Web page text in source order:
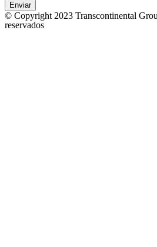
Enviar
© Copyright 2023 Transcontinental
reservados